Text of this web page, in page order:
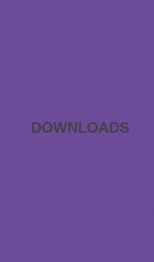
DOWNLOADS